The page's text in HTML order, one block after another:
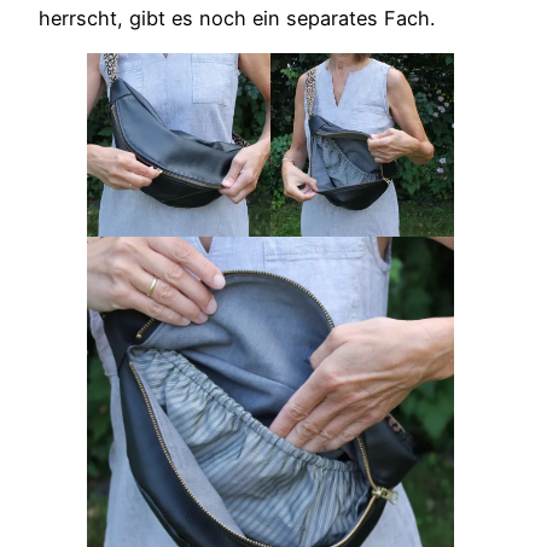
herrscht, gibt es noch ein separates Fach.